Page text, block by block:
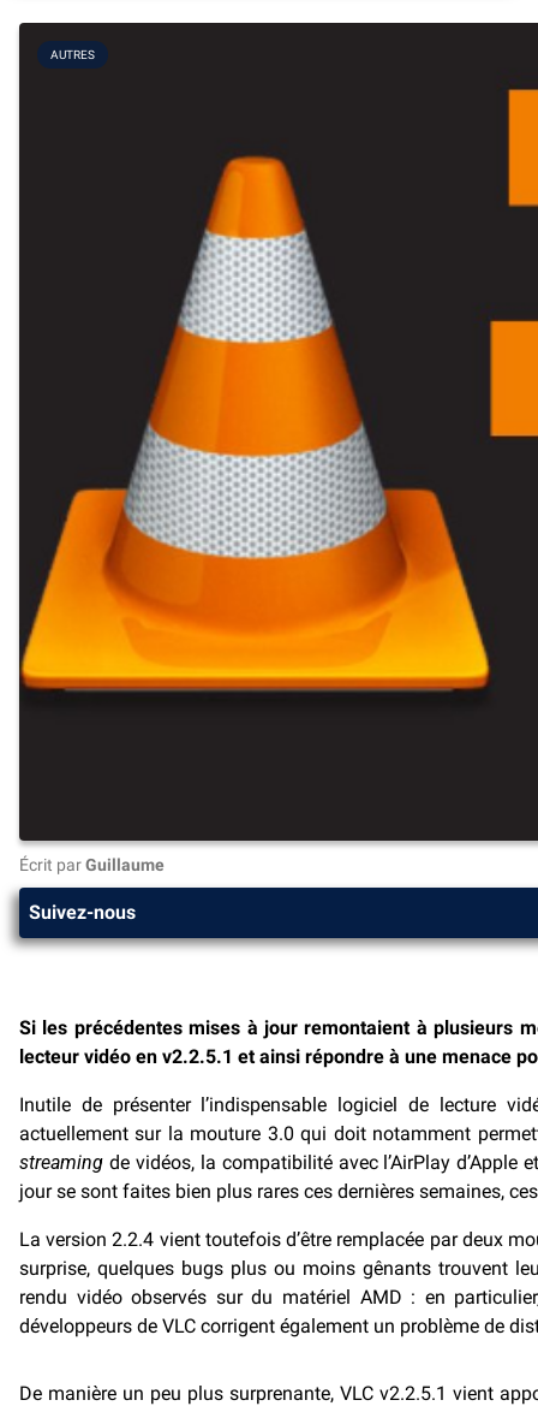
AUTRES
Écrit parGuillaume
Suivez-nous
Si les précédentes mises à jour remontaient à plusieurs
lecteur vidéo en v2.2.5.1 et ainsi répondre à une menace
Inutile de présenter l’indispensable logiciel de lecture
actuellement sur la mouture 3.0 qui doit notamment
streaming de vidéos, la compatibilité avec l’AirPlay d’Apple
jour se sont faites bien plus rares ces dernières semaines,
La version 2.2.4 vient toutefois d’être remplacée par deux
surprise, quelques bugs plus ou moins gênants trouvent
rendu vidéo observés sur du matériel AMD : en
développeurs de VLC corrigent également un problème de
De manière un peu plus surprenante, VLC v2.2.5.1 vient